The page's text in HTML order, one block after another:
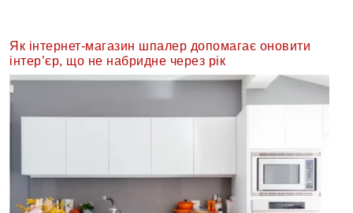
Як інтернет-магазин шпалер допомагає оновити
інтер’єр, що не набридне через рік